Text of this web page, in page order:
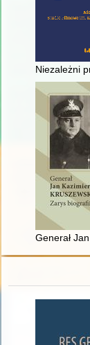
Niezależni
Generał